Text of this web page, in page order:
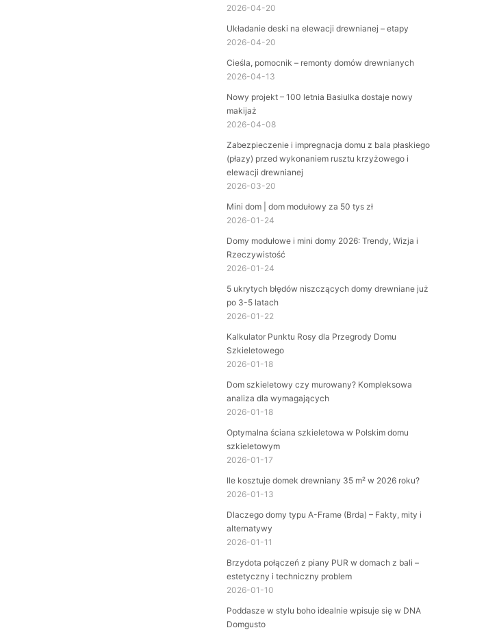
2026-04-20
Układanie deski na elewacji drewnianej – etapy
2026-04-20
Cieśla, pomocnik – remonty domów drewnianych
2026-04-13
Nowy projekt – 100 letnia Basiulka dostaje nowy
makijaż
2026-04-08
Zabezpieczenie i impregnacja domu z bala płaskiego
(płazy) przed wykonaniem rusztu krzyżowego i
elewacji drewnianej
2026-03-20
Mini dom | dom modułowy za 50 tys zł
2026-01-24
Domy modułowe i mini domy 2026: Trendy, Wizja i
Rzeczywistość
2026-01-24
5 ukrytych błędów niszczących domy drewniane już
po 3-5 latach
2026-01-22
Kalkulator Punktu Rosy dla Przegrody Domu
Szkieletowego
2026-01-18
Dom szkieletowy czy murowany? Kompleksowa
analiza dla wymagających
2026-01-18
Optymalna ściana szkieletowa w Polskim domu
szkieletowym
2026-01-17
Ile kosztuje domek drewniany 35 m² w 2026 roku?
2026-01-13
Dlaczego domy typu A-Frame (Brda) – Fakty, mity i
alternatywy
2026-01-11
Brzydota połączeń z piany PUR w domach z bali –
estetyczny i techniczny problem
2026-01-10
Poddasze w stylu boho idealnie wpisuje się w DNA
Domgusto